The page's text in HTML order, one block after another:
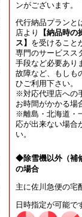
ンがございます。
代行納品プランと
店より
【納品時
ス】 を受けること
専門のサービスス
手段など必要あり
故障など、もしも
ひご利用下さい。
※対応代理店への
お時間がかかる場
※離島・北海道・
応が出来ない場合
い。
◆除雪機以外（補
の場合
主に佐川急便の宅
日時指定が可能で